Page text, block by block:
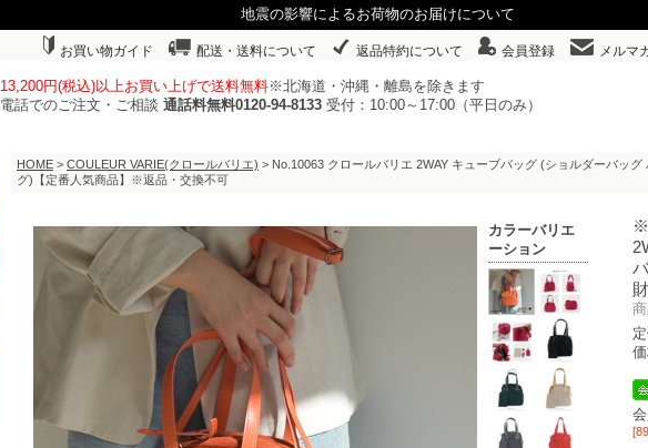
地震の影響によるお荷物のお届けについて
お買い物ガイド 配送・送料について 返品特約について 会員登録 メルマ
13,200円(税込)以上お買い上げで送料無料※北海道・沖縄・離島を除きます
電話でのご注文・ご相談 通話料無料0120-94-8133 受付：10:00～17:00（平日のみ）
HOME > COULEUR VARIE(クロールバリエ) > No.10063 クロールバリエ 2WAY キューブバッグ (ショルダーバッ
グ)【定番人気商品】※返品・交換不可
※
カラーバリエ
ーション